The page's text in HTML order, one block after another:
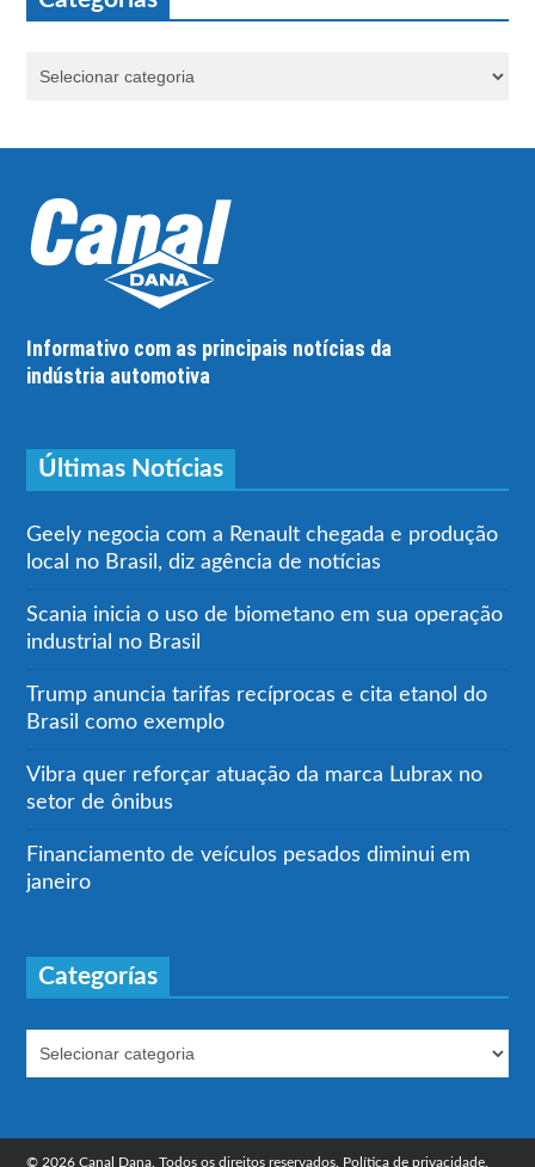
Informativo com as principais notícias da
indústria automotiva
Últimas Notícias
Geely negocia com a Renault chegada e produção
local no Brasil, diz agência de notícias
Scania inicia o uso de biometano em sua operação
industrial no Brasil
Trump anuncia tarifas recíprocas e cita etanol do
Brasil como exemplo
Vibra quer reforçar atuação da marca Lubrax no
setor de ônibus
Financiamento de veículos pesados diminui em
janeiro
Categorías
© 2026 Canal Dana. Todos os direitos reservados. Política de privacidade.